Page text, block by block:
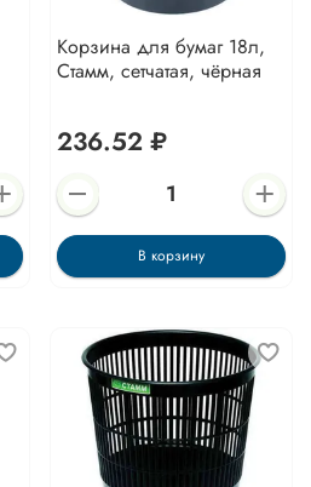
Корзина для бумаг 18л,
Стамм, сетчатая, чёрная
236.52 ₽
В корзину